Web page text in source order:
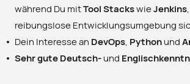
während Du mitTool StackswieJenkins
reibungslose Entwicklungsumgebung
Dein Interesse an DevOps Python und
Sehr gute Deutsch- und